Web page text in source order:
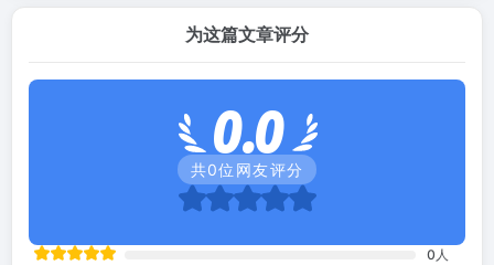
为这篇文章评分
0.0
共0位网友评分
0 人